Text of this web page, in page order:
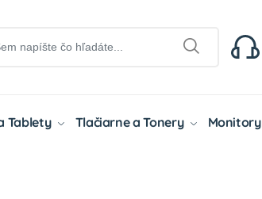
Tablety Tlačiarne a Tonery Monitory